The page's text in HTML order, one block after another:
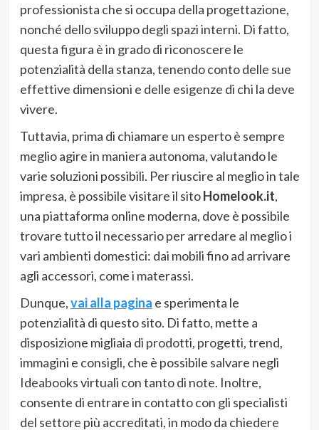
professionista che si occupa della progettazione,
nonché dello sviluppo degli spazi interni. Di fatto,
questa figura è in grado di riconoscere le
potenzialità della stanza, tenendo conto delle sue
effettive dimensioni e delle esigenze di chi la deve
vivere.
Tuttavia, prima di chiamare un esperto è sempre
meglio agire in maniera autonoma, valutando le
varie soluzioni possibili. Per riuscire al meglio in tale
impresa, è possibile visitare il sitoHomelook.it,
una piattaforma online moderna, dove è possibile
trovare tutto il necessario per arredare al meglio i
vari ambienti domestici: dai mobili fino ad arrivare
agli accessori, come i materassi.
Dunque,vai alla pagina e sperimenta le
potenzialità di questo sito. Di fatto, mette a
disposizione migliaia di prodotti, progetti, trend,
immagini e consigli, che è possibile salvare negli
Ideabooks virtuali con tanto di note. Inoltre,
consente di entrare in contatto con gli specialisti
del settore più accreditati, in modo da chiedere